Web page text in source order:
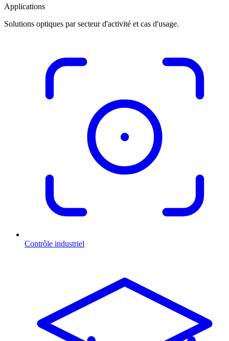
Applications
Solutions optiques par secteur d'activité et cas d'usage.
Contrôle industriel